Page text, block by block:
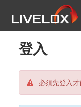
登入
必須先登入才